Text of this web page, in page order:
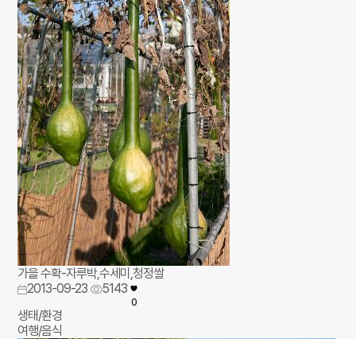
가을 수확-자루박,수세미,청정쌀
2013-09-23
5143
0
생태/환경
여행/음식